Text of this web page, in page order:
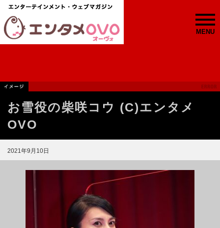
MENU
お雪役の柴咲コウ (C)エンタメ
OVO
2021年9月10日